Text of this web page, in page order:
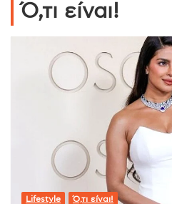
Ό,τι είναι!
Lifestyle Ό,τι είναι!